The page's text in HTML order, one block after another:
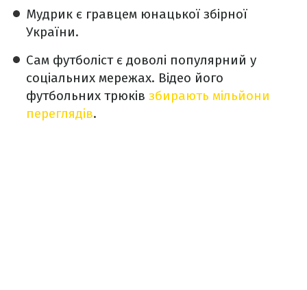
Мудрик є гравцем юнацької збірної
України.
Сам футболіст є доволі популярний у
соціальних мережах. Відео його
футбольних трюків збирають мільйони
переглядів.